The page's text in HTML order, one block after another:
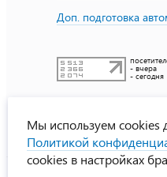
Доп. подготовка
- вчера
- сегодня
УралСпецТранс
Мы используем cookies
Политикой
cookies в настройках